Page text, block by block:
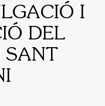
I
DEL
SANT